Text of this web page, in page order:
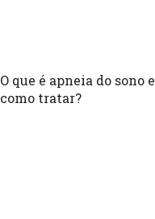
O que é apneia do sono e
como tratar?